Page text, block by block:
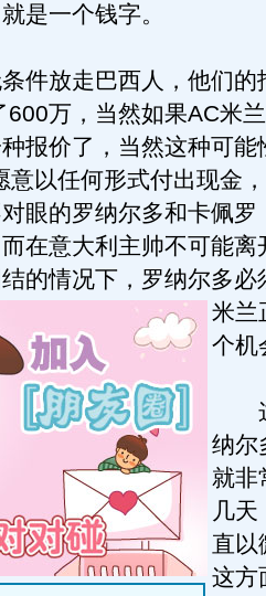
是一个钱字。
放走巴西人，他们的
万，当然如果AC米
报价了，当然这种可能
意以任何形式付出现金
眼的罗纳尔多和卡佩罗
在意大利主帅不可能离
的情况下，罗纳尔多必
米兰
个机
这
纳尔
就非
几
直以
这方